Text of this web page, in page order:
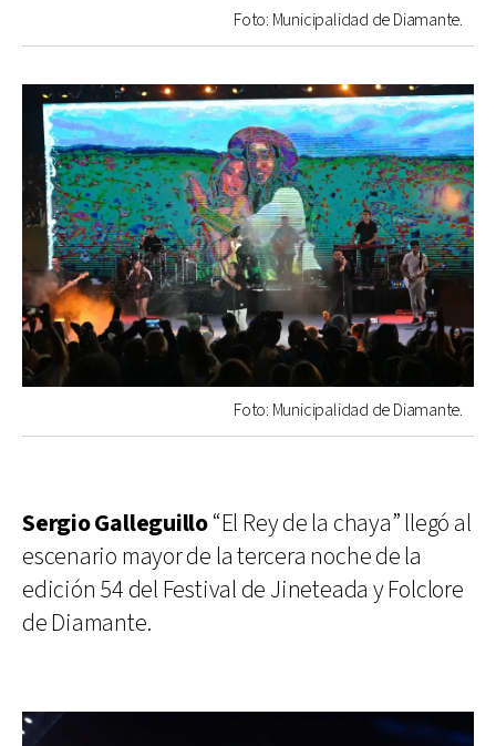
Foto: Municipalidad de Diamante.
Foto: Municipalidad de Diamante.
Sergio Galleguillo“El Rey de la chaya” llegó al
escenario mayor de la tercera noche de la
edición 54 del Festival de Jineteada y Folclore
de Diamante.